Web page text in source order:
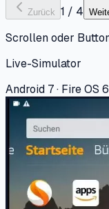
Zurück 1 / 4
Scrollen oder
Live-Simulator
Android 7 · Fire OS 6